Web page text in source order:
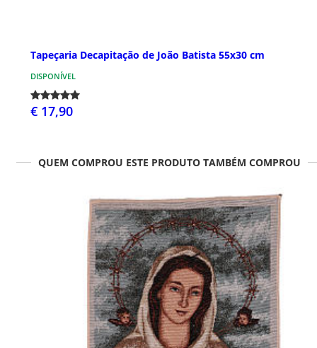
Tapeçaria Decapitação de João Batista 55x30 cm
DISPONÍVEL
€ 17,90
QUEM COMPROU ESTE PRODUTO TAMBÉM COMPROU